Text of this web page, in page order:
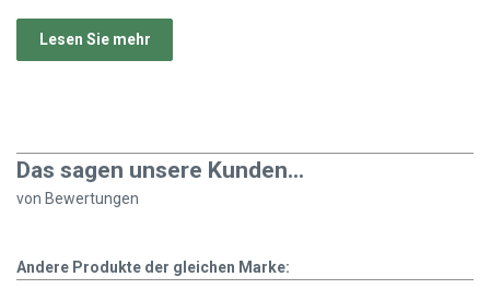
Lesen Sie mehr
Das sagen unsere Kunden...
von Bewertungen
Andere Produkte der gleichen Marke: